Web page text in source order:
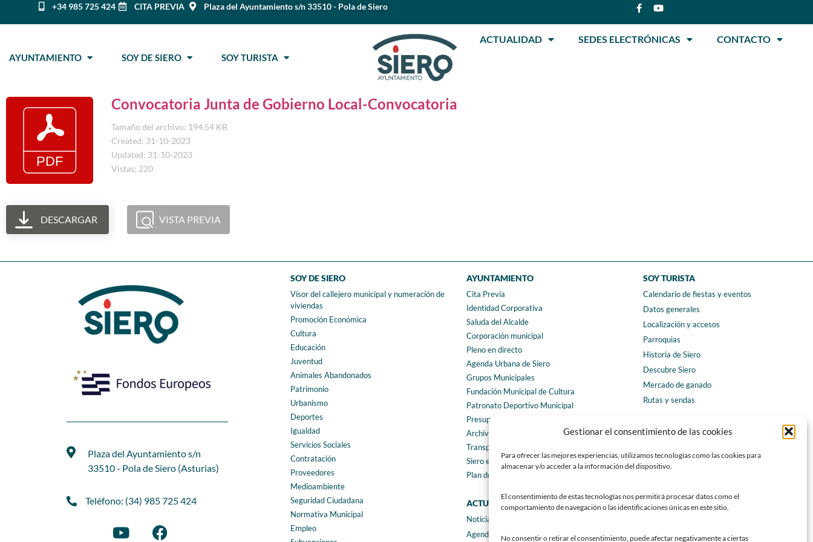
Gestionar el consentimiento de las cookies
Para ofrecer las mejores experiencias, utilizamos tecnologías como las cookies para
almacenar y/o acceder a la información del dispositivo.
El consentimiento de estas tecnologías nos permitirá procesar datos como el
comportamiento de navegación o las identificaciones únicas en este sitio.
No consentir o retirar el consentimiento, puede afectar negativamente a ciertas
+34 985 725 424 CITA PREVIA Plaza del Ayuntamiento s/n 33510 - Pola de Siero
AYUNTAMIENTO SOY DE SIERO SOY TURISTA
ACTUALIDAD SEDES ELECTRÓNICAS CONTACTO
Convocatoria Junta de Gobierno Local-Convocatoria
Tamaño del archivo: 194.54 KB
Created: 31-10-2023
Updated: 31-10-2023
Vistas: 220
DESCARGAR VISTA PREVIA
Plaza del Ayuntamiento s/n
33510 - Pola de Siero (Asturias)
Teléfono: (34) 985 725 424
SOY DE SIERO
Visor del callejero municipal y numeración de
viviendas
Promoción Económica
Cultura
Educación
Juventud
Animales Abandonados
Patrimonio
Urbanismo
Deportes
Igualdad
Servicios Sociales
Contratación
Proveedores
Medioambiente
Seguridad Ciudadana
Normativa Municipal
Empleo
AYUNTAMIENTO
Cita Previa
Identidad Corporativa
Saluda del Alcalde
Corporación municipal
Pleno en directo
Agenda Urbana de Siero
Grupos Municipales
Fundación Municipal de Cultura
Patronato Deportivo Municipal
Presupuestos municipales
Archivo municipal
Transparencia
Siero en Cifras
Plan de igualdad
ACTUALIDAD
Noticias
Agenda
SOY TURISTA
Calendario de fiestas y eventos
Datos generales
Localización y accesos
Parroquias
Historia de Siero
Descubre Siero
Mercado de ganado
Rutas y sendas
CONTACTO
Teléfonos de interés
Formulario de contacto